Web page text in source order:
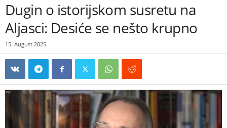
Dugin o istorijskom susretu na
Aljasci: Desiće se nešto krupno
15. August 2025.